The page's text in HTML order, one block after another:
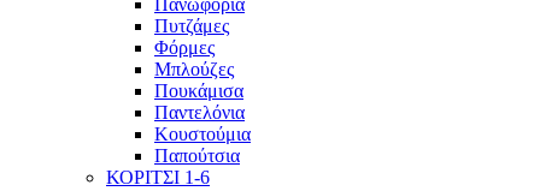
Πανωφόρια
Πυτζάμες
Φόρμες
Μπλούζες
Πουκάμισα
Παντελόνια
Κουστούμια
Παπούτσια
ΚΟΡΙΤΣΙ 1-6